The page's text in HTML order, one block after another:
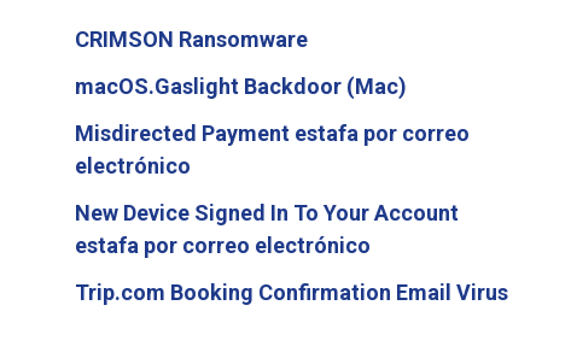
CRIMSON Ransomware
macOS.Gaslight Backdoor (Mac)
Misdirected Payment estafa por correo
electrónico
New Device Signed In To Your Account
estafa por correo electrónico
Trip.com Booking Confirmation Email Virus